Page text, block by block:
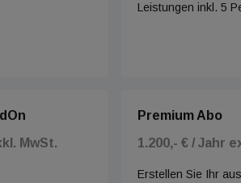
Leistungen inkl. 5
MwSt.
Premium Abo
1.200,- € / Jahr
Erstellen Sie Ihr